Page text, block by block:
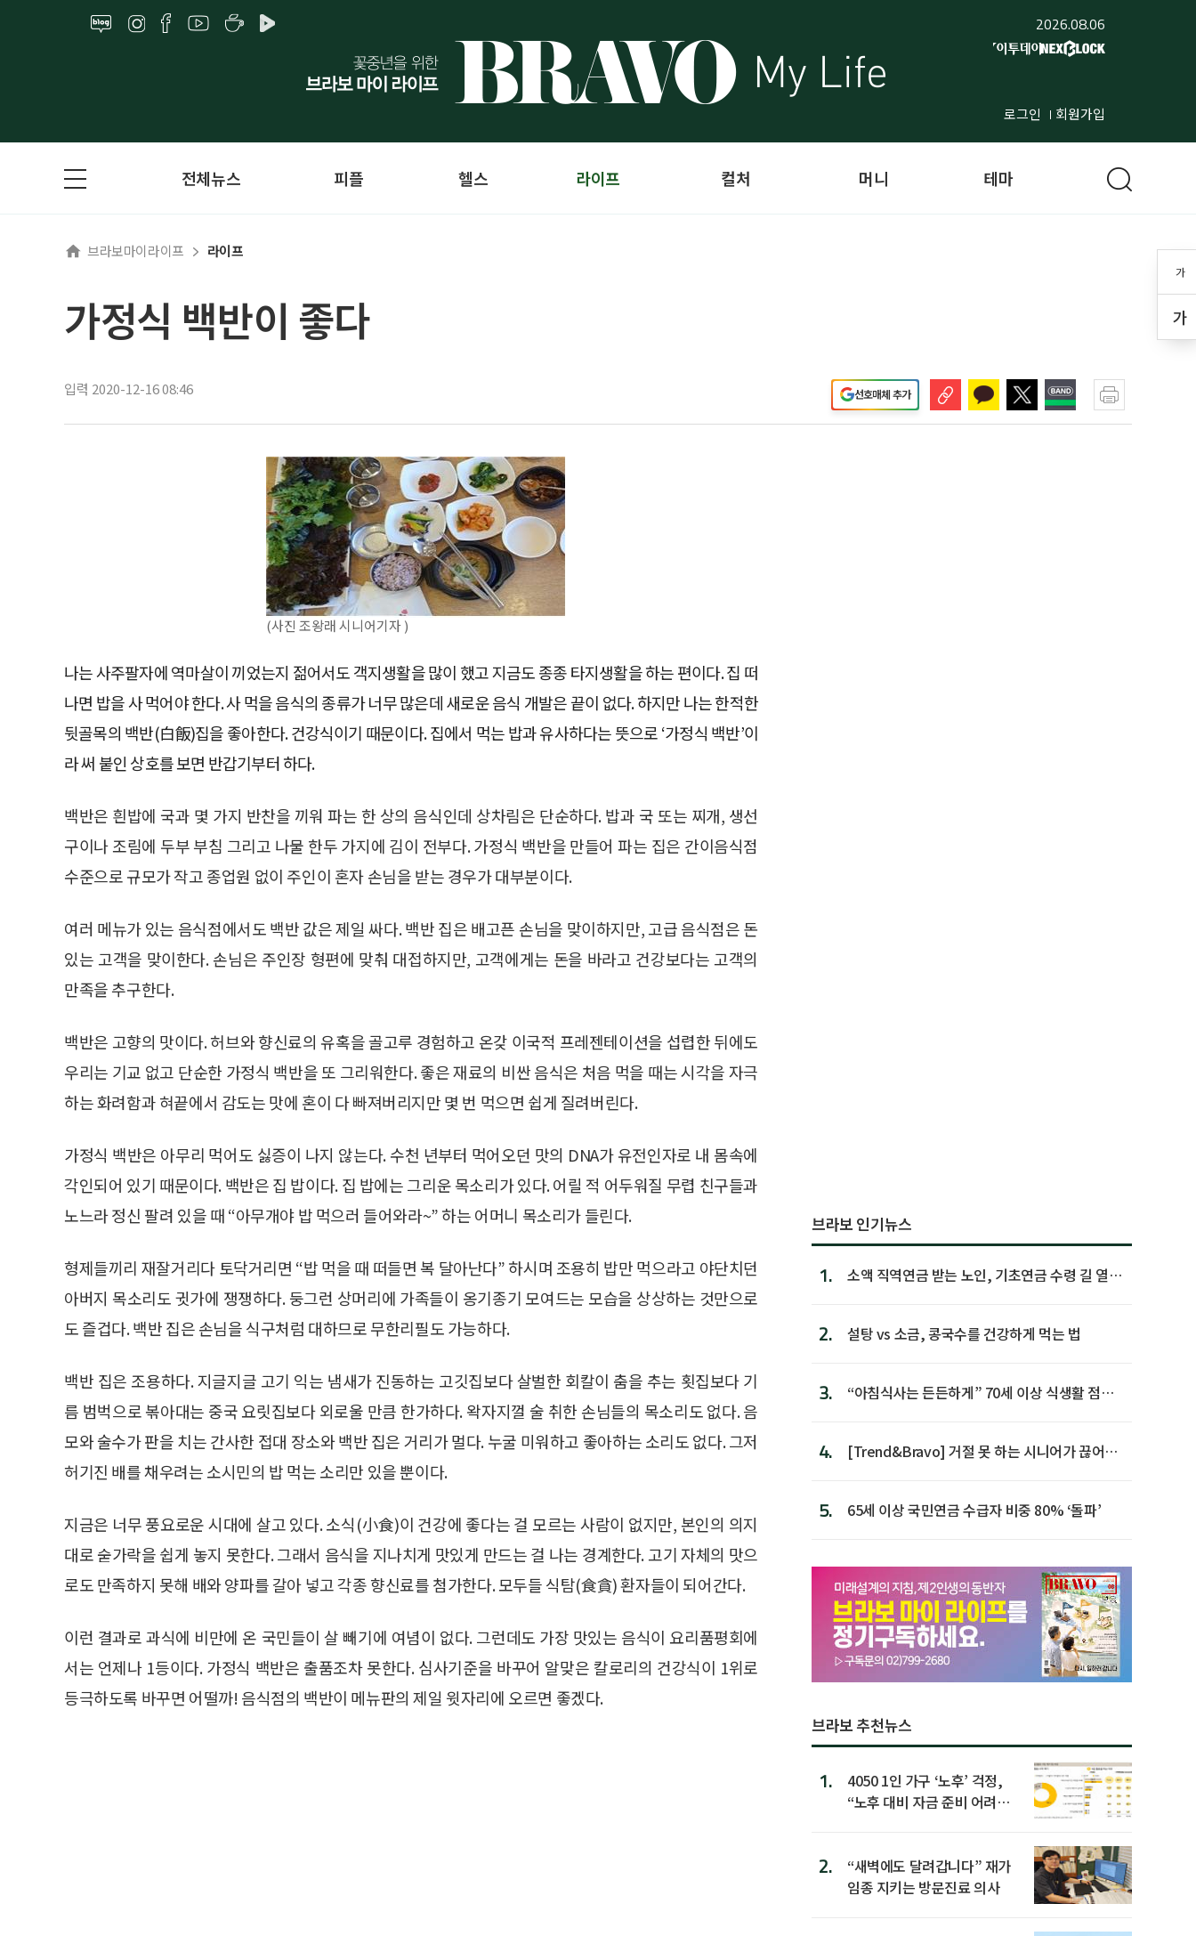
2026.08.06
로그인 회원가입
가
가
전체뉴스 피플 헬스 라이프 컬처 머니 테마
브라보마이라이프 라이프
가정식 백반이 좋다
입력 2020-12-16 08:46 선호매체 추가
(사진 조왕래 시니어기자 )
나는 사주팔자에 역마살이 끼었는지 젊어서도 객지생활을 많이 했고 지금도 종종 타지생활을 하는 편이다. 집 떠
나면 밥을 사 먹어야 한다. 사 먹을 음식의 종류가 너무 많은데 새로운 음식 개발은 끝이 없다. 하지만 나는 한적한
뒷골목의 백반(白飯)집을 좋아한다. 건강식이기 때문이다. 집에서 먹는 밥과 유사하다는 뜻으로 ‘가정식 백반’이
라 써 붙인 상호를 보면 반갑기부터 하다.
백반은 흰밥에 국과 몇 가지 반찬을 끼워 파는 한 상의 음식인데 상차림은 단순하다. 밥과 국 또는 찌개, 생선
구이나 조림에 두부 부침 그리고 나물 한두 가지에 김이 전부다. 가정식 백반을 만들어 파는 집은 간이음식점
수준으로 규모가 작고 종업원 없이 주인이 혼자 손님을 받는 경우가 대부분이다.
여러 메뉴가 있는 음식점에서도 백반 값은 제일 싸다. 백반 집은 배고픈 손님을 맞이하지만, 고급 음식점은 돈
있는 고객을 맞이한다. 손님은 주인장 형편에 맞춰 대접하지만, 고객에게는 돈을 바라고 건강보다는 고객의
만족을 추구한다.
백반은 고향의 맛이다. 허브와 향신료의 유혹을 골고루 경험하고 온갖 이국적 프레젠테이션을 섭렵한 뒤에도
우리는 기교 없고 단순한 가정식 백반을 또 그리워한다. 좋은 재료의 비싼 음식은 처음 먹을 때는 시각을 자극
하는 화려함과 혀끝에서 감도는 맛에 혼이 다 빠져버리지만 몇 번 먹으면 쉽게 질려버린다.
가정식 백반은 아무리 먹어도 싫증이 나지 않는다. 수천 년부터 먹어오던 맛의 DNA가 유전인자로 내 몸속에
각인되어 있기 때문이다. 백반은 집 밥이다. 집 밥에는 그리운 목소리가 있다. 어릴 적 어두워질 무렵 친구들과
노느라 정신 팔려 있을 때 “아무개야 밥 먹으러 들어와라~” 하는 어머니 목소리가 들린다.
형제들끼리 재잘거리다 토닥거리면 “밥 먹을 때 떠들면 복 달아난다” 하시며 조용히 밥만 먹으라고 야단치던
아버지 목소리도 귓가에 쟁쟁하다. 둥그런 상머리에 가족들이 옹기종기 모여드는 모습을 상상하는 것만으로
도 즐겁다. 백반 집은 손님을 식구처럼 대하므로 무한리필도 가능하다.
백반 집은 조용하다. 지글지글 고기 익는 냄새가 진동하는 고깃집보다 살벌한 회칼이 춤을 추는 횟집보다 기
름 범벅으로 볶아대는 중국 요릿집보다 외로울 만큼 한가하다. 왁자지껄 술 취한 손님들의 목소리도 없다. 음
모와 술수가 판을 치는 간사한 접대 장소와 백반 집은 거리가 멀다. 누굴 미워하고 좋아하는 소리도 없다. 그저
허기진 배를 채우려는 소시민의 밥 먹는 소리만 있을 뿐이다.
지금은 너무 풍요로운 시대에 살고 있다. 소식(小食)이 건강에 좋다는 걸 모르는 사람이 없지만, 본인의 의지
대로 숟가락을 쉽게 놓지 못한다. 그래서 음식을 지나치게 맛있게 만드는 걸 나는 경계한다. 고기 자체의 맛으
로도 만족하지 못해 배와 양파를 갈아 넣고 각종 향신료를 첨가한다. 모두들 식탐(食貪) 환자들이 되어간다.
이런 결과로 과식에 비만에 온 국민들이 살 빼기에 여념이 없다. 그런데도 가장 맛있는 음식이 요리품평회에
서는 언제나 1등이다. 가정식 백반은 출품조차 못한다. 심사기준을 바꾸어 알맞은 칼로리의 건강식이 1위로
등극하도록 바꾸면 어떨까! 음식점의 백반이 메뉴판의 제일 윗자리에 오르면 좋겠다.
브라보 인기뉴스
1.
소액 직역연금 받는 노인, 기초연금 수령 길 열린
2. 설탕 vs 소금, 콩국수를 건강하게 먹는 법
3.
“아침식사는 든든하게” 70세 이상 식생활 점수
4.
[Trend&Bravo] 거절 못 하는 시니어가 끊어야
5. 65세 이상 국민연금 수급자 비중 80% ‘돌파’
브라보 추천뉴스
1.
4050 1인 가구 ‘노후’ 걱정,
“노후 대비 자금 준비 어려
2.
“새벽에도 달려갑니다” 재가
임종 지키는 방문진료 의사